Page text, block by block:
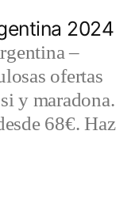
2024
–
ofertas
y maradona.
68€. Haz